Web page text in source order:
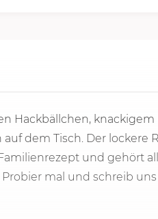
Hackbällchen, knackigem
auf dem Tisch. Der lockere
und gehört
mal und schreib